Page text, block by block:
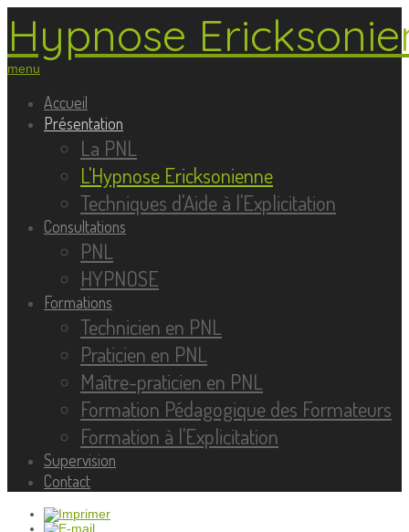
Hypnose
menu
Accueil
Présentation
La PNL
L'Hypnose Ericksonienne
Techniques d'Aide à l'Explicitation
Consultations
PNL
HYPNOSE
Formations
Technicien en PNL
Praticien en PNL
Maître-praticien en PNL
Formation Pédagogique des Formateurs
Formation à l'Explicitation
Supervision
Contact